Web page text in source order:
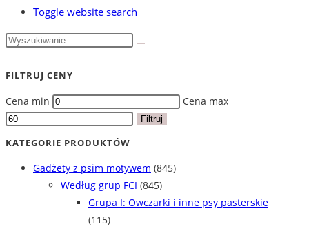
Toggle website search
FILTRUJ CENY
Cena min Cena max
Filtruj
KATEGORIE PRODUKTÓW
Gadżety z psim motywem (845)
Według grup FCI (845)
Grupa I: Owczarki i inne psy pasterskie
(115)